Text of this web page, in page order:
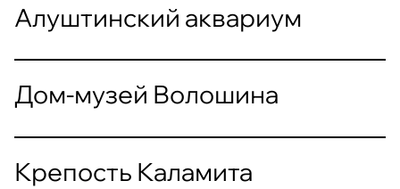
Алуштинский аквариум
Дом-музей Волошина
Крепость Каламита